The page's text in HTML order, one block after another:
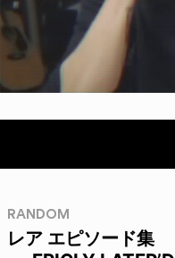
RANDOM
レア エピソード集